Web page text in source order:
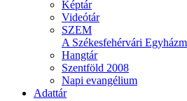
Képtár
Videótár
SZEM
A Székesfehérvári
Hangtár
Szentföld 2008
Napi evangélium
Adattár